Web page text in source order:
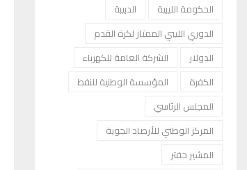
الحكومة الليبية
الدبيبة
الدوري الليبي الممتاز لكرة القدم
الدولار
الشركة العامة للكهرباء
الكفرة
المؤسسة الوطنية للنفط
المجلس الرئاسي
المركز الوطني للأرصاد الجوية
المشير حفتر